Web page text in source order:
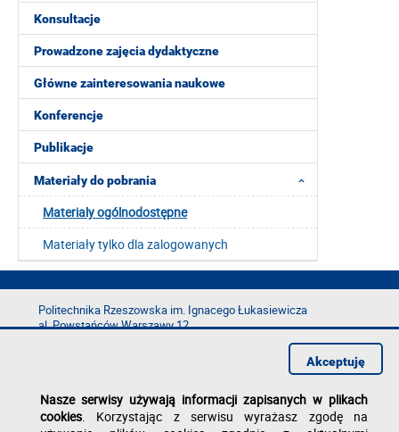
Konsultacje
Prowadzone zajęcia dydaktyczne
Główne zainteresowania naukowe
Konferencje
Publikacje
Materiały do pobrania
Materialy ogólnodostępne
Materiały tylko dla zalogowanych
Politechnika Rzeszowska im. Ignacego Łukasiewicza
al. Powstańców Warszawy 12
e-mail:kancelaria@prz.edu.pl
Deklaracja dostępności
Nasze serwisy używają informacji zapisanych w plikach
cookies. Korzystając z serwisu wyrażasz zgodę na
Akceptuję